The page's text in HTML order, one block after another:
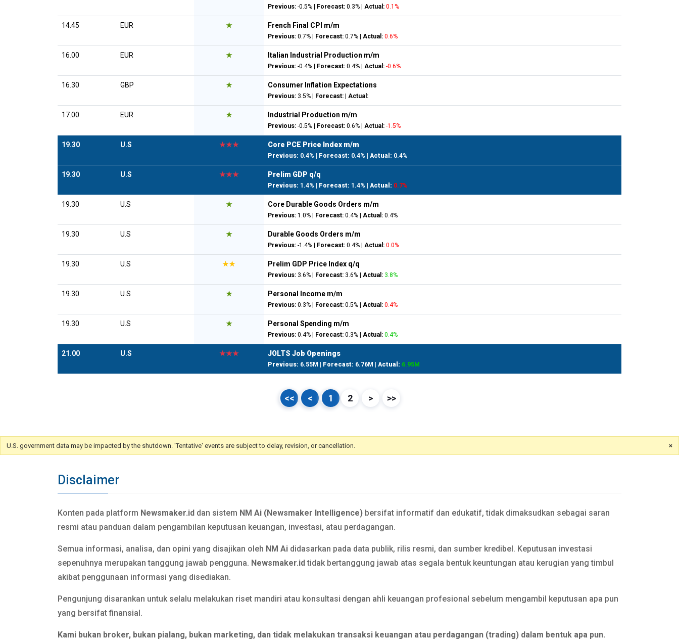
Previous: -0.5% | Forecast: 0.3% | Actual: 0.1%
14.45 EUR ★ French Final CPI m/m
Previous: 0.7% | Forecast: 0.7% | Actual: 0.6%
16.00 EUR ★ Italian Industrial Production m/m
Previous: -0.4% | Forecast: 0.4% | Actual: -0.6%
16.30 GBP ★ Consumer Inflation Expectations
Previous: 3.5% | Forecast: Actual:
17.00 EUR ★ Industrial Production m/m
Previous: -0.5% | Forecast: 0.6% | Actual: -1.5%
19.30 U.S ★★★ Core PCE Price Index m/m
Previous: 0.4% | Forecast: 0.4% | Actual: 0.4%
19.30 U.S ★★★ Prelim GDP q/q
Previous: 1.4% | Forecast: 1.4% | Actual: 0.7%
19.30 U.S ★ Core Durable Goods Orders m/m
Previous: 1.0% | Forecast: 0.4% | Actual: 0.4%
19.30 U.S ★ Durable Goods Orders m/m
Previous: -1.4% | Forecast: 0.4% | Actual: 0.0%
19.30 U.S ★★ Prelim GDP Price Index q/q
Previous: 3.6% | Forecast: 3.6% | Actual: 3.8%
19.30 U.S ★ Personal Income m/m
Previous: 0.3% | Forecast: 0.5% | Actual: 0.4%
19.30 U.S ★ Personal Spending m/m
Previous: 0.4% | Forecast: 0.3% | Actual: 0.4%
21.00 U.S ★★★ JOLTS Job Openings
Previous: 6.55M | Forecast: 6.76M | Actual: 6.95M
<< < 1 2 > >>
U.S. government data may be impacted by the shutdown. 'Tentative' events are subject to delay, revision, or cancellation. ×
Disclaimer
Konten pada platform Newsmaker.id dan sistem NM Ai (Newsmaker Intelligence) bersifat informatif dan edukatif, tidak dimaksudkan sebagai saran
resmi atau panduan dalam pengambilan keputusan keuangan, investasi, atau perdagangan.
Semua informasi, analisa, dan opini yang disajikan oleh NM Ai didasarkan pada data publik, rilis resmi, dan sumber kredibel. Keputusan investasi
sepenuhnya merupakan tanggung jawab pengguna. Newsmaker.idtidak bertanggung jawab atas segala bentuk keuntungan atau kerugian yang timbul
akibat penggunaan informasi yang disediakan.
Pengunjung disarankan untuk selalu melakukan riset mandiri atau konsultasi dengan ahli keuangan profesional sebelum mengambil keputusan apa pun
yang bersifat finansial.
Kami bukan broker, bukan pialang, bukan marketing, dan tidak melakukan transaksi keuangan atau perdagangan (trading) dalam bentuk apa pun.